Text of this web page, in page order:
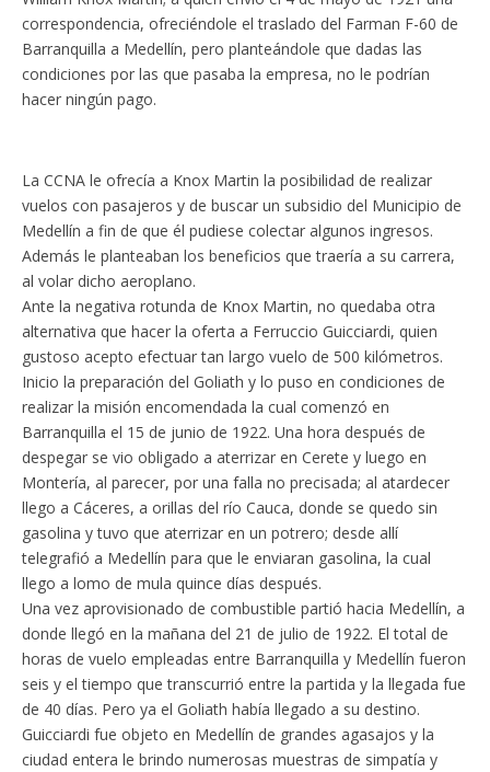
correspondencia, ofreciéndole el traslado del Farman F-60 de
Barranquilla a Medellín, pero planteándole que dadas las
condiciones por las que pasaba la empresa, no le podrían
hacer ningún pago.
La CCNA le ofrecía a Knox Martin la posibilidad de realizar
vuelos con pasajeros y de buscar un subsidio del Municipio de
Medellín a fin de que él pudiese colectar algunos ingresos.
Además le planteaban los beneficios que traería a su carrera,
al volar dicho aeroplano.
Ante la negativa rotunda de Knox Martin, no quedaba otra
alternativa que hacer la oferta a Ferruccio Guicciardi, quien
gustoso acepto efectuar tan largo vuelo de 500 kilómetros.
Inicio la preparación del Goliath y lo puso en condiciones de
realizar la misión encomendada la cual comenzó en
Barranquilla el 15 de junio de 1922. Una hora después de
despegar se vio obligado a aterrizar en Cerete y luego en
Montería, al parecer, por una falla no precisada; al atardecer
llego a Cáceres, a orillas del río Cauca, donde se quedo sin
gasolina y tuvo que aterrizar en un potrero; desde allí
telegrafió a Medellín para que le enviaran gasolina, la cual
llego a lomo de mula quince días después.
Una vez aprovisionado de combustible partió hacia Medellín, a
donde llegó en la mañana del 21 de julio de 1922. El total de
horas de vuelo empleadas entre Barranquilla y Medellín fueron
seis y el tiempo que transcurrió entre la partida y la llegada fue
de 40 días. Pero ya el Goliath había llegado a su destino.
Guicciardi fue objeto en Medellín de grandes agasajos y la
ciudad entera le brindo numerosas muestras de simpatía y